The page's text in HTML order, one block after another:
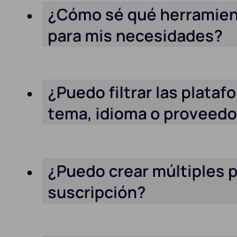
¿Cómo sé qué
para mis necesidades?
¿Puedo filtrar las
tema, idioma o
¿Puedo crear múltiples
suscripción?